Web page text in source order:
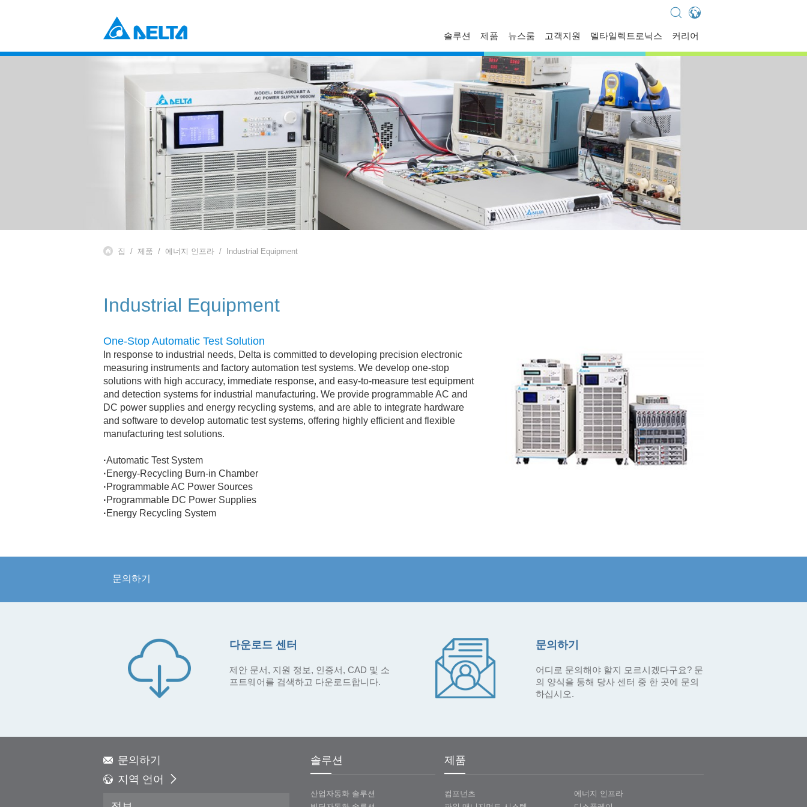
Global - 繁體中文
Americas - English
Australia - English
China - 简体中文
EMEA - English
EMEA - Deutsch
EMEA - Français
EMEA - Italiano
India - English
Japan - 日本語
Korea - 한국어
Singapore - English
Thailand - English
Thailand - ไทย
솔루션
EV 충전 솔루션
제품
전원 및 시스템
팬 및 열 관리
Mobility
EV 파워트레인 시스템
Automation
산업 자동화
Infrastructure
ICT 인프라
디스플레이
뉴스룸
델타 소식
고객지원
FAQ
문의하기
기술자료
델타일렉트로닉스
경영진
비스니스
글로벌 운영
혁신
마일스톤
ESG
델타일렉트로닉스 한국지사
커리어
집 제품 에너지 인프라 Industrial Equipment
Industrial Equipment
One-Stop Automatic Test Solution
In response to industrial needs, Delta is committed to developing precision electronic
measuring instruments and factory automation test systems. We develop one-stop
solutions with high accuracy, immediate response, and easy-to-measure test equipment
and detection systems for industrial manufacturing. We provide programmable AC and
DC power supplies and energy recycling systems, and are able to integrate hardware
and software to develop automatic test systems, offering highly efficient and flexible
manufacturing test solutions.
·Automatic Test System
·Energy-Recycling Burn-in Chamber
·Programmable AC Power Sources
·Programmable DC Power Supplies
·Energy Recycling System
문의하기
다운로드 센터
제안 문서, 지원 정보, 인증서, CAD 및 소
프트웨어를 검색하고 다운로드합니다.
문의하기
어디로 문의해야 할지 모르시겠다구요? 문
의 양식을 통해 당사 센터 중 한 곳에 문의
하십시오.
문의하기
지역 언어
솔루션
산업자동화 솔루션
제품
컴포넌츠
에너지 인프라